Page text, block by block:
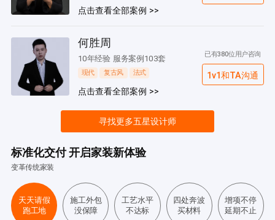
点击查看全部案例 >>
何胜周
10年经验 服务案例103套
现代 复古风 法式
点击查看全部案例 >>
已有380位用户咨询
1v1和TA沟通
寻找更多五星设计师
标准化交付 开启家装新体验
变革传统家装
天天请假
跑工地
施工外包
没保障
工艺水平
不达标
四处奔波
买材料
增项不停
延期不止